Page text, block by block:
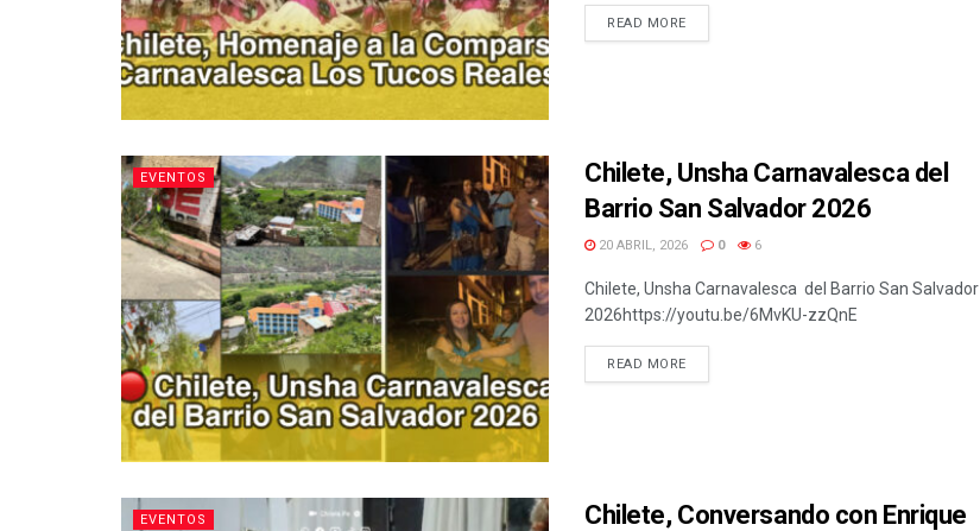
READ MORE
EVENTOS
Chilete, Unsha Carnavalesca del
Barrio San Salvador 2026
20 ABRIL, 2026 0 6
Chilete, Unsha Carnavalesca del Barrio San Salvador
2026https://youtu.be/6MvKU-zzQnE
READ MORE
EVENTOS
Chilete, Conversando con Enrique